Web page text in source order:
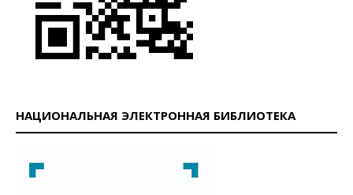
НАЦИОНАЛЬНАЯ ЭЛЕКТРОННАЯ БИБЛИОТЕКА